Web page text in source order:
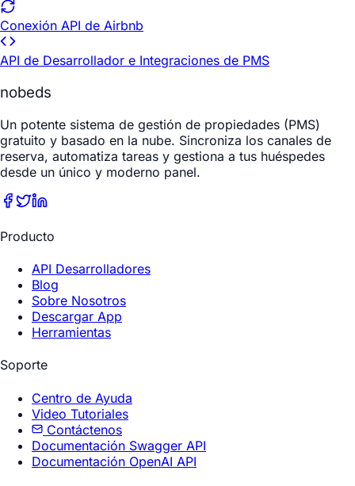
Conexión API de Airbnb
API de Desarrollador e Integraciones de PMS
nobeds
Un potente sistema de gestión de propiedades (PMS)
gratuito y basado en la nube. Sincroniza los canales de
reserva, automatiza tareas y gestiona a tus huéspedes
desde un único y moderno panel.
Producto
API Desarrolladores
Blog
Sobre Nosotros
Descargar App
Herramientas
Soporte
Centro de Ayuda
Video Tutoriales
Contáctenos
Documentación Swagger API
Documentación OpenAI API